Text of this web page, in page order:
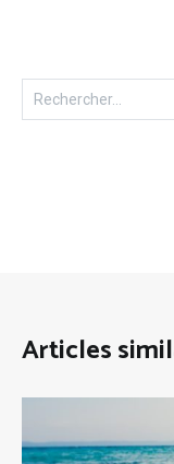
Rechercher :
Articles